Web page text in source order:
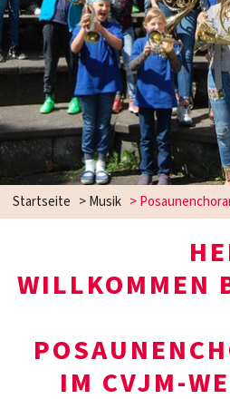
Startseite >Musik >
IM CVJM-